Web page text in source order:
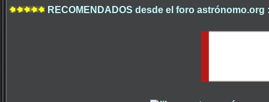
RECOMENDADOS desde el foro astrónomo.org